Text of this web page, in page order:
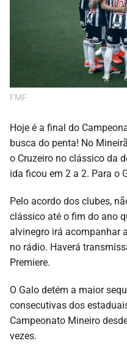
FMF
Hoje é a final do
busca do penta! No
o Cruzeiro no clássico da
ida ficou em 2 a 2. Para o
Pelo acordo dos clubes,
clássico até o fim do ano
alvinegro irá acompanhar
no rádio. Haverá
Premiere.
O Galo detém a maior
consecutivas dos
Campeonato Mineiro
vezes.